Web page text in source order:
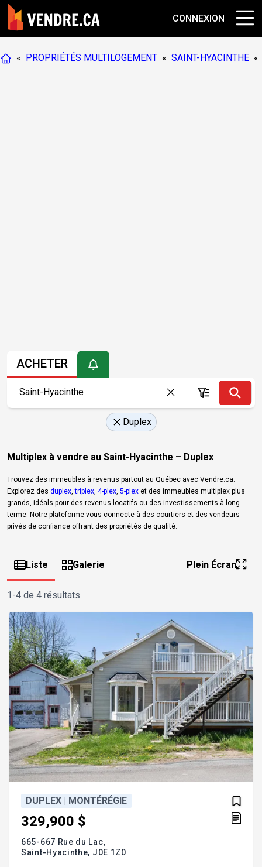
CONNEXION
« PROPRIÉTÉS MULTILOGEMENT « SAINT-HYACINTHE «
ACHETER
Duplex
Multiplex à vendre au Saint-Hyacinthe – Duplex
Trouvez des immeubles à revenus partout au Québec avec Vendre.ca.
Explorez des duplex ,triplex 4-plex 5-plex et des immeubles multiplex plus
grands, idéals pour des revenus locatifs ou des investissements à long
terme. Notre plateforme vous connecte à des courtiers et des vendeurs
privés de confiance offrant des propriétés de qualité.
Liste Galerie Plein Écran
1-4 de 4 résultats
DUPLEX | MONTÉRÉGIE
329,900 $
665-667 Rue du Lac,
Saint-Hyacinthe, J0E 1Z0